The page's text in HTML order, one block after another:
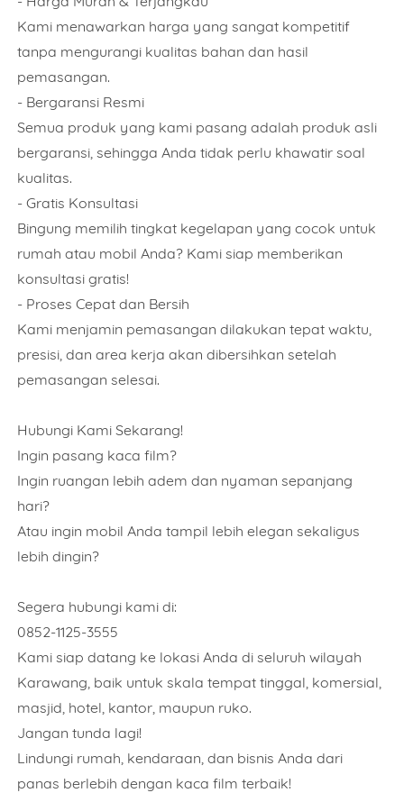
Kami menawarkan harga yang sangat kompetitif
tanpa mengurangi kualitas bahan dan hasil
pemasangan.
- Bergaransi Resmi
Semua produk yang kami pasang adalah produk asli
bergaransi, sehingga Anda tidak perlu khawatir soal
kualitas.
- Gratis Konsultasi
Bingung memilih tingkat kegelapan yang cocok untuk
rumah atau mobil Anda? Kami siap memberikan
konsultasi gratis!
- Proses Cepat dan Bersih
Kami menjamin pemasangan dilakukan tepat waktu,
presisi, dan area kerja akan dibersihkan setelah
pemasangan selesai.
Hubungi Kami Sekarang!
Ingin pasang kaca film?
Ingin ruangan lebih adem dan nyaman sepanjang
hari?
Atau ingin mobil Anda tampil lebih elegan sekaligus
lebih dingin?
Segera hubungi kami di:
0852-1125-3555
Kami siap datang ke lokasi Anda di seluruh wilayah
Karawang, baik untuk skala tempat tinggal, komersial,
masjid, hotel, kantor, maupun ruko.
Jangan tunda lagi!
Lindungi rumah, kendaraan, dan bisnis Anda dari
panas berlebih dengan kaca film terbaik!
Nama
Nomor Telepon
Jumlah Unit/ Meter
Rencana Pemasangan
Alamat Lengkap
ORDER NOW